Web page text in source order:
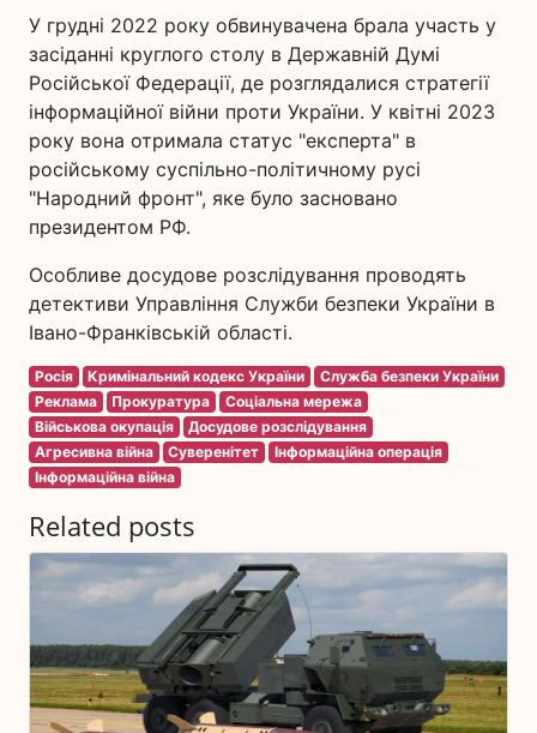
У грудні 2022 року обвинувачена брала участь у
засіданні круглого столу в Державній Думі
Російської Федерації, де розглядалися стратегії
інформаційної війни проти України. У квітні 2023
року вона отримала статус "експерта" в
російському суспільно-політичному русі
"Народний фронт", яке було засновано
президентом РФ.
Особливе досудове розслідування проводять
детективи Управління Служби безпеки України в
Івано-Франківській області.
Росія Кримінальний кодекс України
Служба безпеки України
Реклама
Прокуратура
Соціальна мережа
Військова окупація
Досудове розслідування
Агресивна війна
Суверенітет
Інформаційна операція
Інформаційна війна
Related posts